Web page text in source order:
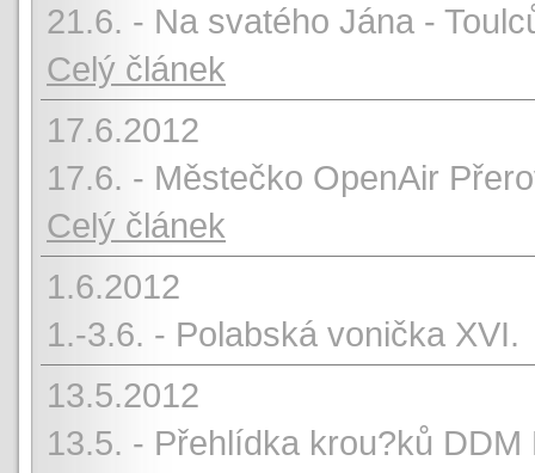
21.6. - Na svatého Jána -
Celý článek
17.6.2012
17.6. - Městečko OpenAir
Celý článek
1.6.2012
1.-3.6. - Polabská vonička XVI.
13.5.2012
13.5. - Přehlídka krou?ků DDM